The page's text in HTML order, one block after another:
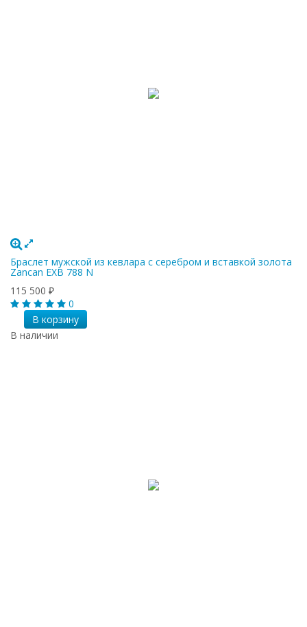
Браслет мужской из кевлара с серебром и вставкой золота
Zancan EXB 788 N
115 500 ₽
0
В корзину
В наличии